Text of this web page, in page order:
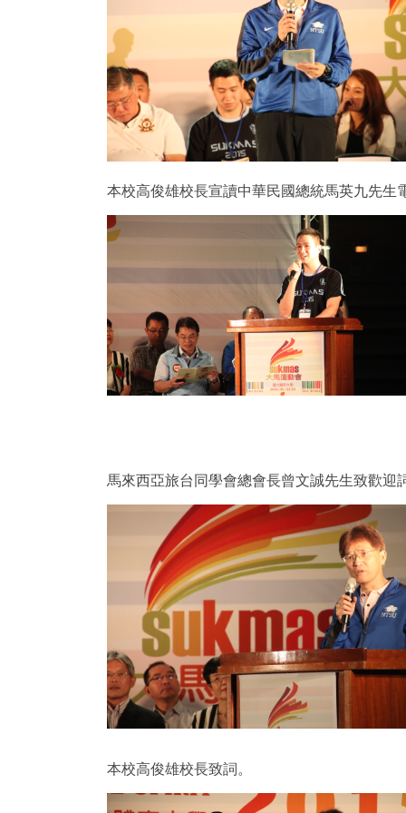
本校高俊雄校長宣讀中華民國總統馬英九先生
馬來西亞旅台同學會總會長曾文誠先生致歡迎
本校高俊雄校長致詞。